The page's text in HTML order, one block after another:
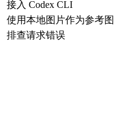
接入 Codex CLI
使用本地图片作为参考图
排查请求错误